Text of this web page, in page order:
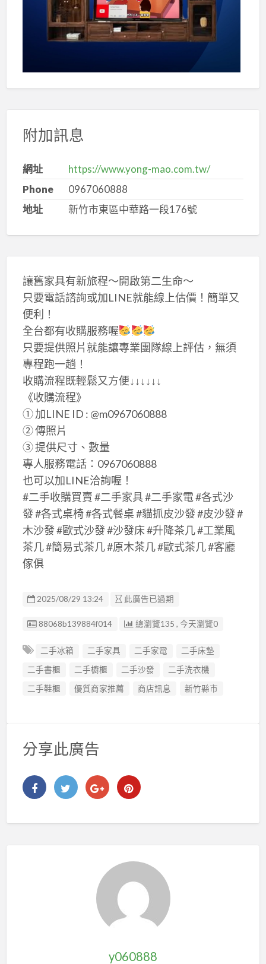
附加訊息
網址
https://www.yong-mao.com.tw/
Phone
0967060888
地址
新竹市東區中華路一段176號
讓舊家具有新旅程～開啟第二生命～
只要電話諮詢或加LINE就能線上估價！簡單又
便利！
全台都有收購服務喔
只要提供照片就能讓專業團隊線上評估，無須
專程跑一趟！
收購流程既輕鬆又方便↓↓↓↓↓↓
《收購流程》
① 加LINE ID : @m0967060888
② 傳照片
③ 提供尺寸、數量
專人服務電話：0967060888
也可以加LINE洽詢喔！
#二手收購買賣 #二手家具 #二手家電 #各式沙
發 #各式桌椅 #各式餐桌 #貓抓皮沙發 #皮沙發 #
木沙發 #歐式沙發 #沙發床 #升降茶几 #工業風
茶几 #簡易式茶几 #原木茶几 #歐式茶几 #客廳
傢俱
2025/08/29 13:24 此廣告已過期
廣告编號
88068b139884f014 總瀏覽135 , 今天瀏覽0
二手冰箱 二手家具 二手家電
二手床墊
二手書櫃
二手櫥櫃 二手沙發
二手洗衣機
二手鞋櫃
優質商家推薦 商店訊息 新竹縣市
分享此廣告
y060888